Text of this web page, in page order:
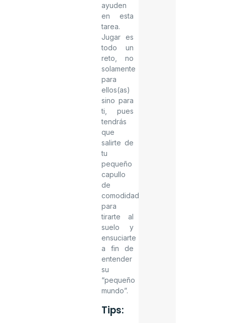
ayuden
en esta
tarea.
Jugar es
todo un
reto, no
solamente
para
ellos(as)
sino para
ti, pues
tendrás
que
salirte de
tu
pequeño
capullo
de
comodidad
para
tirarte al
suelo y
ensuciarte
a fin de
entender
su
“pequeño
mundo”.
Tips: